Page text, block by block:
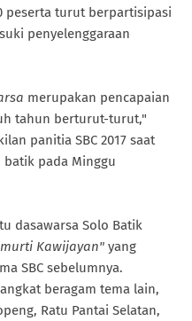
peserta turut berpartisipasi
penyelenggaraan
merupakan pencapaian
tahun berturut-turut,"
panitia SBC 2017 saat
batik pada Minggu
dasawarsa Solo Batik
Kawijayan" yang
SBC sebelumnya.
beragam tema lain,
Ratu Pantai Selatan,